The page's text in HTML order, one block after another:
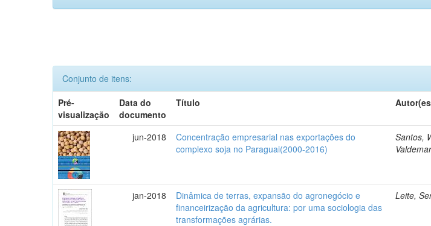
Conjunto de itens:
Pré-
visualização
Data do
documento
Título
jun-2018
Concentração empresarial nas exportações do
complexo soja no Paraguai(2000-2016)
Santos,
jan-2018
Dinâmica de terras, expansão do agronegócio e
financeirização da agricultura: por uma sociologia das
transformações agrárias.
Leite,